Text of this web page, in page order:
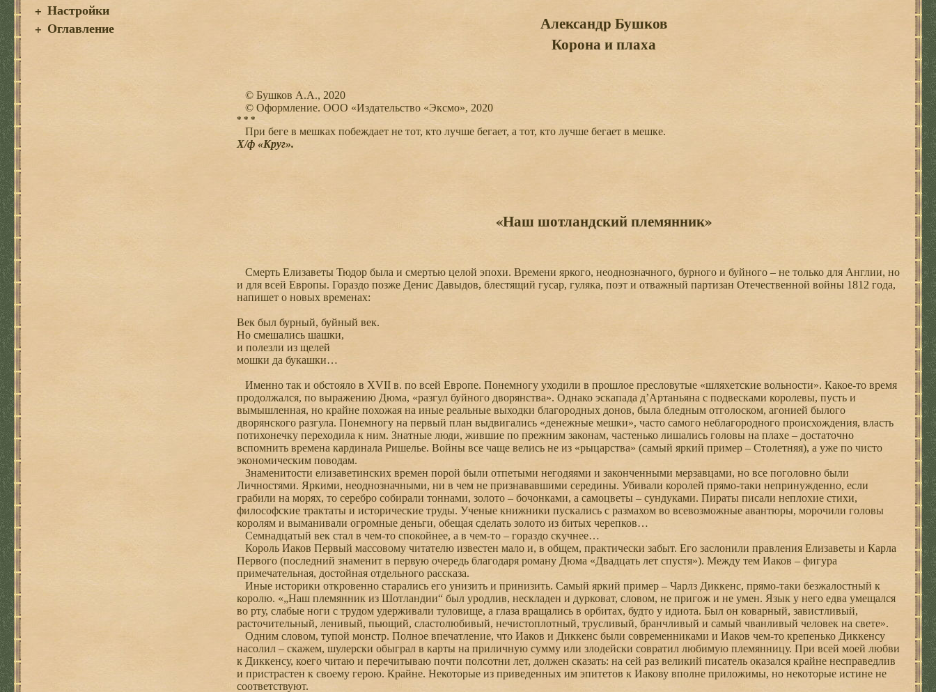
+ Настройки
+ Оглавление
Александр Бушков
Корона и плаха
© Бушков А.А., 2020
© Оформление. ООО «Издательство «Эксмо», 2020
* * *
При беге в мешках побеждает не тот, кто лучше бегает, а тот, кто лучше бегает в мешке.
Х/ф «Круг».
«Наш шотландский племянник»
Смерть Елизаветы Тюдор была и смертью целой эпохи. Времени яркого, неоднозначного, бурного и буйного – не только для Англии, но
и для всей Европы. Гораздо позже Денис Давыдов, блестящий гусар, гуляка, поэт и отважный партизан Отечественной войны 1812 года,
напишет о новых временах:
Век был бурный, буйный век.
Но смешались шашки,
и полезли из щелей
мошки да букашки…
Именно так и обстояло в XVII в. по всей Европе. Понемногу уходили в прошлое пресловутые «шляхетские вольности». Какое-то время
продолжался, по выражению Дюма, «разгул буйного дворянства». Однако эскапада д’Артаньяна с подвесками королевы, пусть и
вымышленная, но крайне похожая на иные реальные выходки благородных донов, была бледным отголоском, агонией былого
дворянского разгула. Понемногу на первый план выдвигались «денежные мешки», часто самого неблагородного происхождения, власть
потихонечку переходила к ним. Знатные люди, жившие по прежним законам, частенько лишались головы на плахе – достаточно
вспомнить времена кардинала Ришелье. Войны все чаще велись не из «рыцарства» (самый яркий пример – Столетняя), а уже по чисто
экономическим поводам.
Знаменитости елизаветинских времен порой были отпетыми негодяями и законченными мерзавцами, но все поголовно были
Личностями. Яркими, неоднозначными, ни в чем не признававшими середины. Убивали королей прямо-таки непринужденно, если
грабили на морях, то серебро собирали тоннами, золото – бочонками, а самоцветы – сундуками. Пираты писали неплохие стихи,
философские трактаты и исторические труды. Ученые книжники пускались с размахом во всевозможные авантюры, морочили головы
королям и выманивали огромные деньги, обещая сделать золото из битых черепков…
Семнадцатый век стал в чем-то спокойнее, а в чем-то – гораздо скучнее…
Король Иаков Первый массовому читателю известен мало и, в общем, практически забыт. Его заслонили правления Елизаветы и Карла
Первого (последний знаменит в первую очередь благодаря роману Дюма «Двадцать лет спустя»). Между тем Иаков – фигура
примечательная, достойная отдельного рассказа.
Иные историки откровенно старались его унизить и принизить. Самый яркий пример – Чарлз Диккенс, прямо-таки безжалостный к
королю. «„Наш племянник из Шотландии“ был уродлив, нескладен и дурковат, словом, не пригож и не умен. Язык у него едва умещался
во рту, слабые ноги с трудом удерживали туловище, а глаза вращались в орбитах, будто у идиота. Был он коварный, завистливый,
расточительный, ленивый, пьющий, сластолюбивый, нечистоплотный, трусливый, бранчливый и самый чванливый человек на свете».
Одним словом, тупой монстр. Полное впечатление, что Иаков и Диккенс были современниками и Иаков чем-то крепенько Диккенсу
насолил – скажем, шулерски обыграл в карты на приличную сумму или злодейски совратил любимую племянницу. При всей моей любви
к Диккенсу, коего читаю и перечитываю почти полсотни лет, должен сказать: на сей раз великий писатель оказался крайне несправедлив
и пристрастен к своему герою. Крайне. Некоторые из приведенных им эпитетов к Иакову вполне приложимы, но некоторые истине не
соответствуют.